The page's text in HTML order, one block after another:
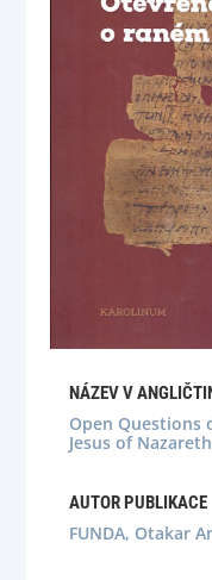
NÁZEV V
Open Questions
Jesus of
AUTOR PUBLIKACE
FUNDA, Otakar